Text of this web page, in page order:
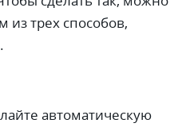
из трех способов,
автоматическую